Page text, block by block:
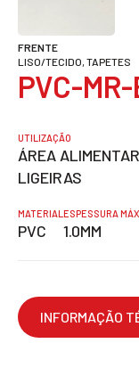
LISO/TECIDO, TAPETES
PVC-
UTILIZAÇÃO
ÁREA
LIGEIRAS
MATERIAL
PVC
ESPESSURA
1.0MM
INFORMAÇÃO
FRENTE